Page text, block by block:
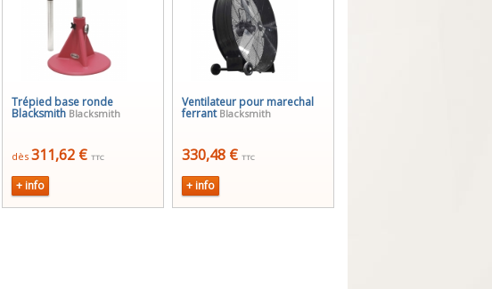
Trépied base ronde
Blacksmith Blacksmith
dès 311,62 € TTC
+ info
Ventilateur pour marechal
ferrant Blacksmith
330,48 € TTC
+ info